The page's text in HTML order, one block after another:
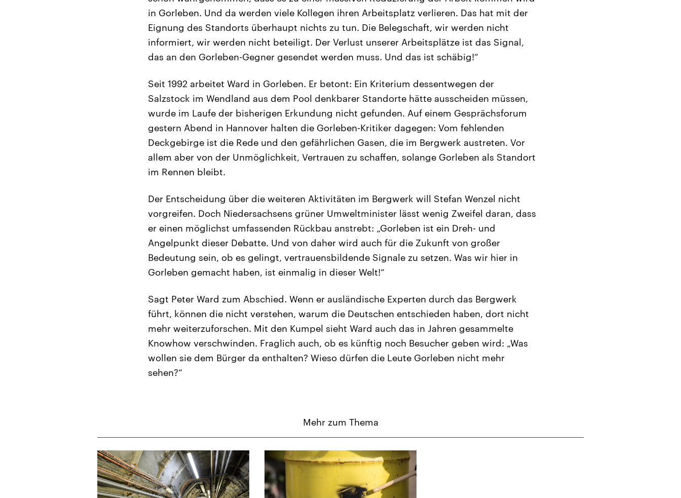
in Gorleben. Und da werden viele Kollegen ihren Arbeitsplatz verlieren. Das hat mit der
Eignung des Standorts überhaupt nichts zu tun. Die Belegschaft, wir werden nicht
informiert, wir werden nicht beteiligt. Der Verlust unserer Arbeitsplätze ist das Signal,
das an den Gorleben-Gegner gesendet werden muss. Und das ist schäbig!“
Seit 1992 arbeitet Ward in Gorleben. Er betont: Ein Kriterium dessentwegen der
Salzstock im Wendland aus dem Pool denkbarer Standorte hätte ausscheiden müssen,
wurde im Laufe der bisherigen Erkundung nicht gefunden. Auf einem Gesprächsforum
gestern Abend in Hannover halten die Gorleben-Kritiker dagegen: Vom fehlenden
Deckgebirge ist die Rede und den gefährlichen Gasen, die im Bergwerk austreten. Vor
allem aber von der Unmöglichkeit, Vertrauen zu schaffen, solange Gorleben als Standort
im Rennen bleibt.
Der Entscheidung über die weiteren Aktivitäten im Bergwerk will Stefan Wenzel nicht
vorgreifen. Doch Niedersachsens grüner Umweltminister lässt wenig Zweifel daran, dass
er einen möglichst umfassenden Rückbau anstrebt: „Gorleben ist ein Dreh- und
Angelpunkt dieser Debatte. Und von daher wird auch für die Zukunft von großer
Bedeutung sein, ob es gelingt, vertrauensbildende Signale zu setzen. Was wir hier in
Gorleben gemacht haben, ist einmalig in dieser Welt!“
Sagt Peter Ward zum Abschied. Wenn er ausländische Experten durch das Bergwerk
führt, können die nicht verstehen, warum die Deutschen entschieden haben, dort nicht
mehr weiterzuforschen. Mit den Kumpel sieht Ward auch das in Jahren gesammelte
Knowhow verschwinden. Fraglich auch, ob es künftig noch Besucher geben wird: „Was
wollen sie dem Bürger da enthalten? Wieso dürfen die Leute Gorleben nicht mehr
sehen?“
Mehr zum Thema